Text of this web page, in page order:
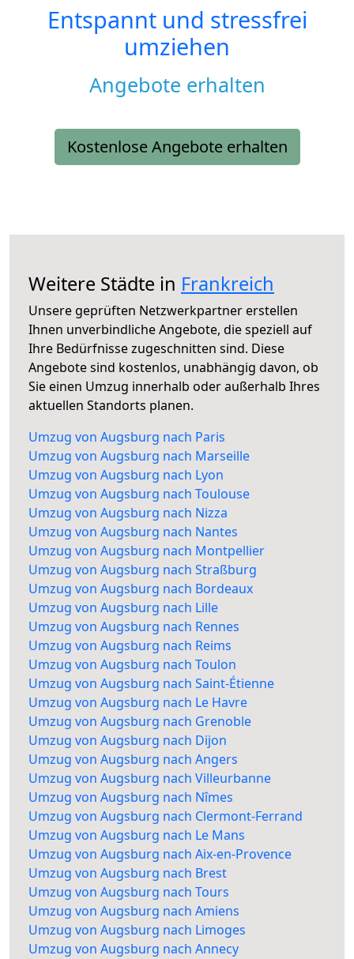
Entspannt und stressfrei
umziehen
Angebote erhalten
Kostenlose Angebote erhalten
Weitere Städte in Frankreich
Unsere geprüften Netzwerkpartner erstellen
Ihnen unverbindliche Angebote, die speziell auf
Ihre Bedürfnisse zugeschnitten sind. Diese
Angebote sind kostenlos, unabhängig davon, ob
Sie einen Umzug innerhalb oder außerhalb Ihres
aktuellen Standorts planen.
Umzug von Augsburg nach Paris
Umzug von Augsburg nach Marseille
Umzug von Augsburg nach Lyon
Umzug von Augsburg nach Toulouse
Umzug von Augsburg nach Nizza
Umzug von Augsburg nach Nantes
Umzug von Augsburg nach Montpellier
Umzug von Augsburg nach Straßburg
Umzug von Augsburg nach Bordeaux
Umzug von Augsburg nach Lille
Umzug von Augsburg nach Rennes
Umzug von Augsburg nach Reims
Umzug von Augsburg nach Toulon
Umzug von Augsburg nach Saint-Étienne
Umzug von Augsburg nach Le Havre
Umzug von Augsburg nach Grenoble
Umzug von Augsburg nach Dijon
Umzug von Augsburg nach Angers
Umzug von Augsburg nach Villeurbanne
Umzug von Augsburg nach Nîmes
Umzug von Augsburg nach Clermont-Ferrand
Umzug von Augsburg nach Le Mans
Umzug von Augsburg nach Aix-en-Provence
Umzug von Augsburg nach Brest
Umzug von Augsburg nach Tours
Umzug von Augsburg nach Amiens
Umzug von Augsburg nach Limoges
Umzug von Augsburg nach Annecy